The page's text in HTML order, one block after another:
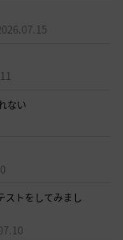
ない
ストをしてみまし